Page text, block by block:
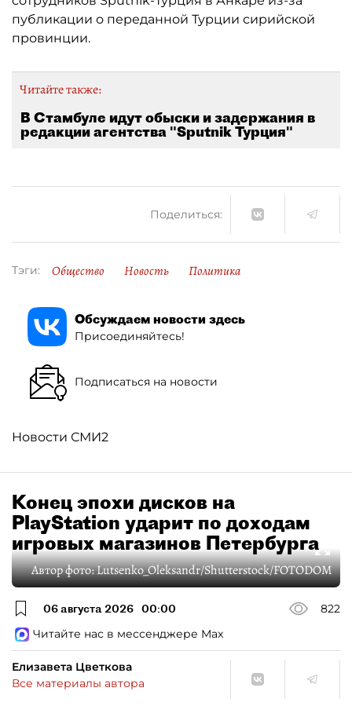
публикации о переданной Турции сирийской
провинции.
Читайте также:
В Стамбуле идут обыски и задержания в
редакции агентства "Sputnik Турция"
Поделиться:
Тэги: Общество Новость Политика
Обсуждаем новости здесь
Присоединяйтесь!
Подписаться на новости
Новости СМИ2
Конец эпохи дисков на
PlayStation ударит по доходам
игровых магазинов Петербурга
Автор фото:Lutsenko_Oleksandr/Shutterstock/FOTODOM
06 августа 2026 00:00
822
Читайте нас в мессенджере Max
Елизавета Цветкова
Все материалы автора